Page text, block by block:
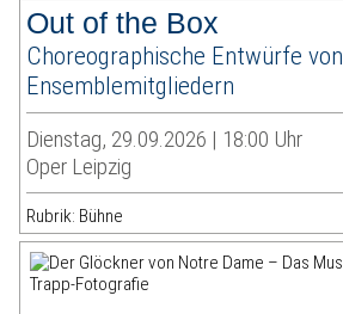
Out of the Box
Choreographische Entwürfe von
Ensemblemitgliedern
Dienstag, 29.09.2026 | 18:00 Uhr
Oper Leipzig
Rubrik: Bühne